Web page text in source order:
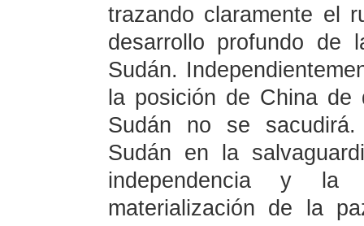
trazando claramente el
desarrollo profundo de
Sudán.
la posición de China de
Sudán no se
Sudán en la
independencia y la
materialización de la